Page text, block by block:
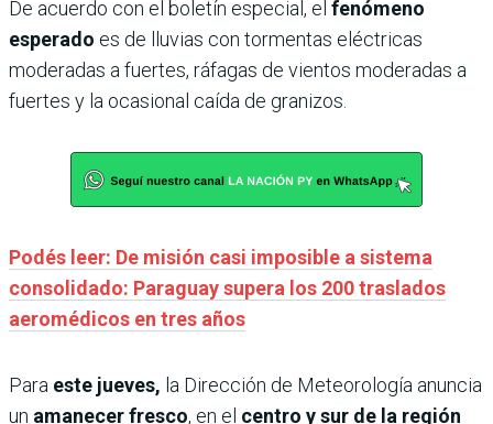
De acuerdo con el boletín especial, el fenómeno
esperado es de lluvias con tormentas eléctricas
moderadas a fuertes, ráfagas de vientos moderadas a
fuertes y la ocasional caída de granizos.
Podés leer: De misión casi imposible a sistema
consolidado: Paraguay supera los 200 traslados
aeromédicos en tres años
Para este jueves, la Dirección de Meteorología anuncia
un amanecer fresco, en el centro y sur de la región